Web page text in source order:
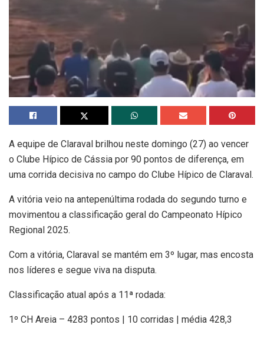
A equipe de Claraval brilhou neste domingo (27) ao vencer
o Clube Hípico de Cássia por 90 pontos de diferença, em
uma corrida decisiva no campo do Clube Hípico de Claraval.
A vitória veio na antepenúltima rodada do segundo turno e
movimentou a classificação geral do Campeonato Hípico
Regional 2025.
Com a vitória, Claraval se mantém em 3º lugar, mas encosta
nos líderes e segue viva na disputa.
Classificação atual após a 11ª rodada:
1º CH Areia – 4283 pontos | 10 corridas | média 428,3